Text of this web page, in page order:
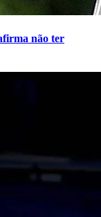
não ter